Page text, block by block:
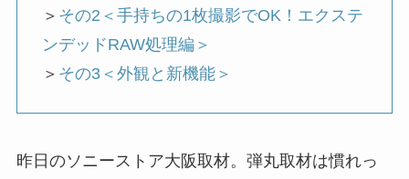
＞ その2＜手持ちの1枚撮影でOK！エクステ
ンデッドRAW処理編＞
＞ その3＜外観と新機能＞
昨日のソニーストア大阪取材。弾丸取材は慣れっ